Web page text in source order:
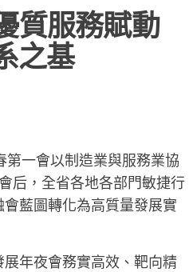
質服務賦動
之基
第一會以制造業與服務業協
后，全省各地各部門敏捷行
藍圖轉化為高質量發展實
年夜會務實高效、靶向精